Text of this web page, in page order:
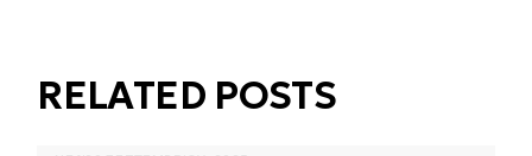
RELATED POSTS